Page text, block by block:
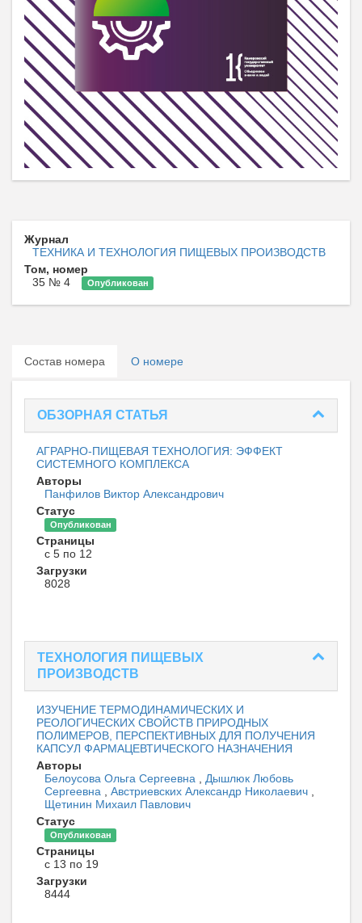
Журнал
ТЕХНИКА И ТЕХНОЛОГИЯ ПИЩЕВЫХ ПРОИЗВОДСТВ
Том, номер
35 № 4
Опубликован
Состав номера О номере
ОБЗОРНАЯ СТАТЬЯ
АГРАРНО-ПИЩЕВАЯ ТЕХНОЛОГИЯ: ЭФФЕКТ
СИСТЕМНОГО КОМПЛЕКСА
Авторы
Панфилов Виктор Александрович
Статус
Опубликован
Страницы
с 5 по 12
Загрузки
8028
ТЕХНОЛОГИЯ ПИЩЕВЫХ
ПРОИЗВОДСТВ
ИЗУЧЕНИЕ ТЕРМОДИНАМИЧЕСКИХ И
РЕОЛОГИЧЕСКИХ СВОЙСТВ ПРИРОДНЫХ
ПОЛИМЕРОВ, ПЕРСПЕКТИВНЫХ ДЛЯ ПОЛУЧЕНИЯ
КАПСУЛ ФАРМАЦЕВТИЧЕСКОГО НАЗНАЧЕНИЯ
Авторы
Белоусова Ольга Сергеевна
Дышлюк Любовь
Сергеевна
Австриевских Александр Николаевич
Щетинин Михаил Павлович
Статус
Опубликован
Страницы
с 13 по 19
Загрузки
8444